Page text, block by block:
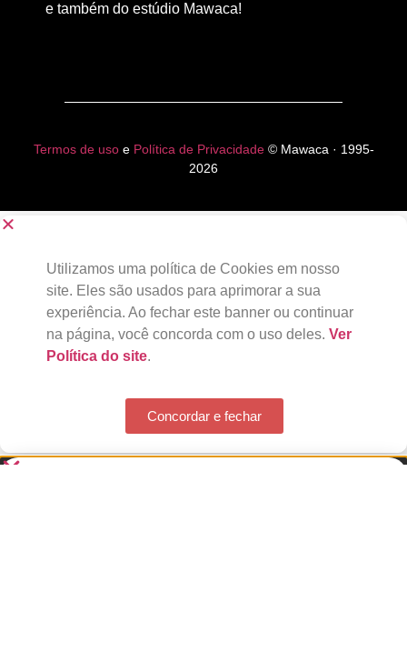
e também do estúdio Mawaca!
Termos de usoe Política de Privacidade© Mawaca · 1995-
2026
Utilizamos uma política de Cookies em nosso
site. Eles são usados para aprimorar a sua
experiência. Ao fechar este banner ou continuar
na página, você concorda com o uso deles. Ver
Política do site.
Concordar e fechar